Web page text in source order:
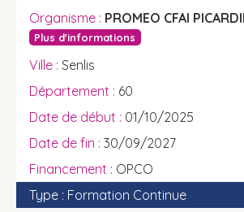
PROMEO CFAI
Plus d'informations
Senlis
60
01/10/2025
30/09/2027
OPCO
Formation Continue